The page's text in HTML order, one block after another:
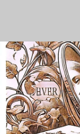
contenuto
principale